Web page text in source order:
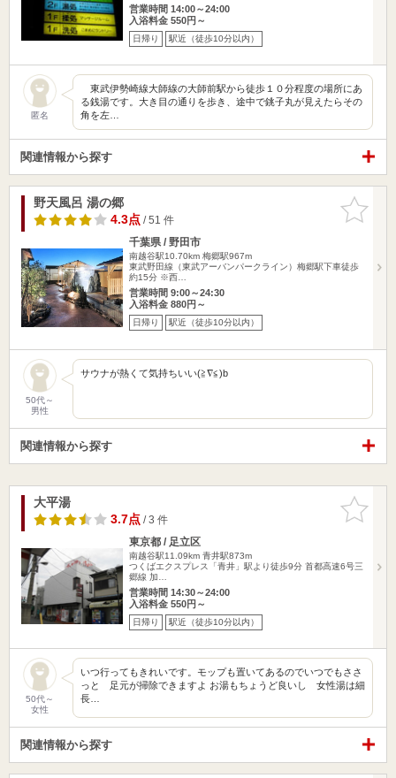
営業時間 14:00～24:00
入浴料金 550円～
日帰り 駅近（徒歩10分以内）
匿名
東武伊勢崎線大師線の大師前駅から徒歩１０分程度の場所にあ
る銭湯です。大き目の通りを歩き、途中で銚子丸が見えたらその
角を左…
関連情報から探す
お気に入
りに追加
野天風呂 湯の郷
4.3点/ 51 件
千葉県 / 野田市
南越谷駅10.70km 梅郷駅967m
東武野田線（東武アーバンパークライン）梅郷駅下車徒歩
約15分 ※西…
営業時間 9:00～24:30
入浴料金 880円～
日帰り 駅近（徒歩10分以内）
50代～
男性
サウナが熱くて気持ちいい(≧∇≦)b
関連情報から探す
お気に入
りに追加
大平湯
3.7点/ 3 件
東京都 / 足立区
南越谷駅11.09km 青井駅873m
つくばエクスプレス「青井」駅より徒歩9分 首都高速6号三
郷線 加…
営業時間 14:30～24:00
入浴料金 550円～
日帰り 駅近（徒歩10分以内）
50代～
女性
いつ行ってもきれいです。モップも置いてあるのでいつでもささ
っと 足元が掃除できますよ お湯もちょうど良いし 女性湯は細
長…
関連情報から探す